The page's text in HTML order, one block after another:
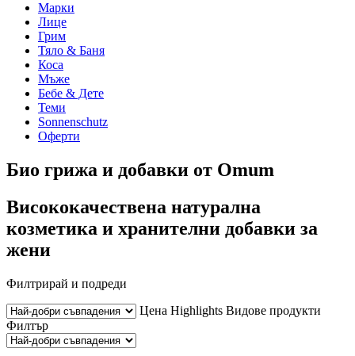
Марки
Лице
Грим
Тяло & Баня
Коса
Мъже
Бебе & Дете
Теми
Sonnenschutz
Оферти
Био грижа и добавки от Omum
Висококачествена натурална
козметика и хранителни добавки за
жени
Филтрирай и подреди
Цена Highlights Видове продукти
Филтър